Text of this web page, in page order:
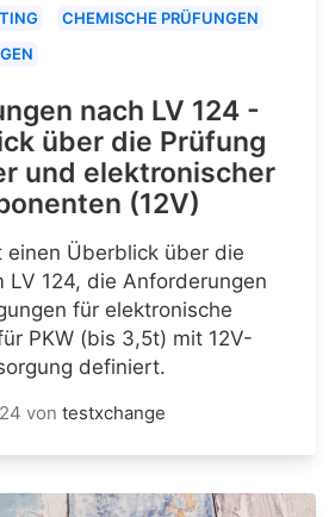
CHEMISCHE PRÜFUNGEN
nach LV 124 -
über die Prüfung
und elektronischer
(12V)
einen Überblick über die
LV 124, die Anforderungen
für elektronische
PKW (bis 3,5t) mit 12V-
definiert.
von testxchange